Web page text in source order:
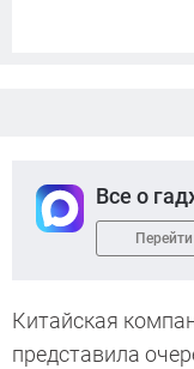
Все о
Перейти
Китайская
представила